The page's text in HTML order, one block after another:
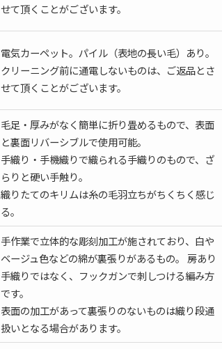
せて頂くことがございます。
電気カーペット。パイル（表地の長い毛）あり。
クリーニング前に通電しないものは、ご返品とさ
せて頂くことがございます。
毛足・厚みがなく簡単に折り畳めるもので、表面
と裏面リバーシブルで使用可能。
手織り・手機織りで織られる手織りのもので、ざ
らりと硬い手触り。
織りたてのキリムは糸の毛羽立ちがちくちく感じ
る。
手作業で立体的な彫刻加工が施されており、白や
ベージュ色などの綿が裏張りがあるもの。 房あり
手織りではなく、フックガンで刺しつける編み方
です。
表面の加工があって裏張りのないものは織り段通
扱いとなる場合があります。